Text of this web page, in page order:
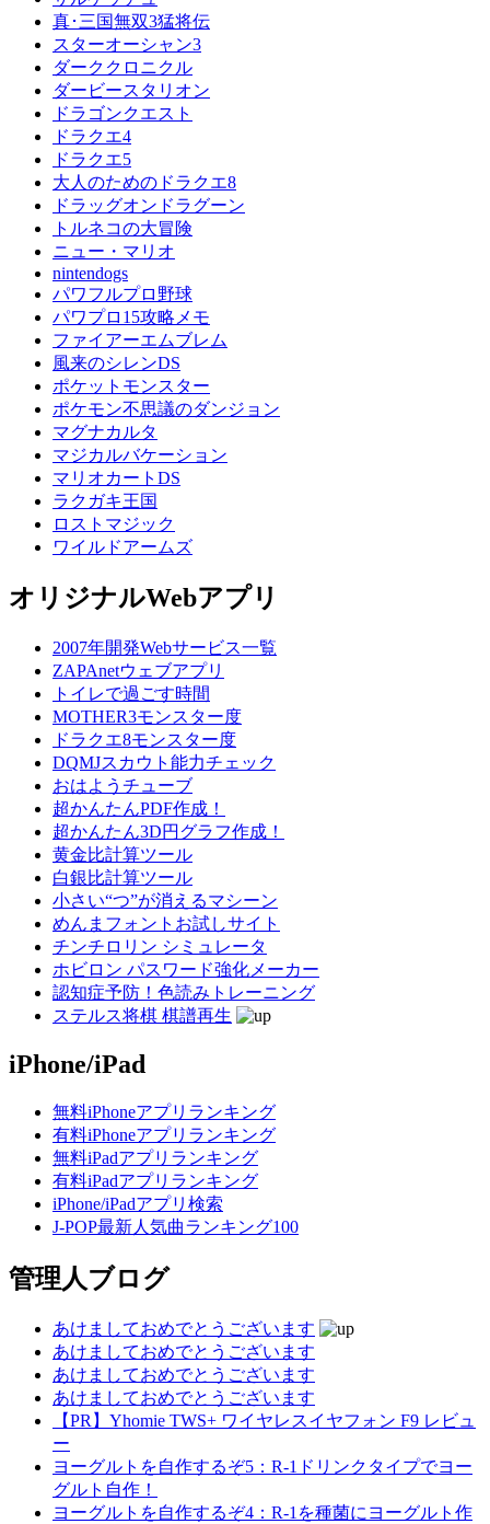
真･三国無双3猛将伝
スターオーシャン3
ダーククロニクル
ダービースタリオン
ドラゴンクエスト
ドラクエ4
ドラクエ5
大人のためのドラクエ8
ドラッグオンドラグーン
トルネコの大冒険
ニュー・マリオ
nintendogs
パワフルプロ野球
パワプロ15攻略メモ
ファイアーエムブレム
風来のシレンDS
ポケットモンスター
ポケモン不思議のダンジョン
マグナカルタ
マジカルバケーション
マリオカートDS
ラクガキ王国
ロストマジック
ワイルドアームズ
オリジナルWebアプリ
2007年開発Webサービス一覧
ZAPAnetウェブアプリ
トイレで過ごす時間
MOTHER3モンスター度
ドラクエ8モンスター度
DQMJスカウト能力チェック
おはようチューブ
超かんたんPDF作成！
超かんたん3D円グラフ作成！
黄金比計算ツール
白銀比計算ツール
小さい“つ”が消えるマシーン
めんまフォントお試しサイト
チンチロリン シミュレータ
ホビロン パスワード強化メーカー
認知症予防！色読みトレーニング
ステルス将棋 棋譜再生
iPhone/iPad
無料iPhoneアプリランキング
有料iPhoneアプリランキング
無料iPadアプリランキング
有料iPadアプリランキング
iPhone/iPadアプリ検索
J-POP最新人気曲ランキング100
管理人ブログ
あけましておめでとうございます
あけましておめでとうございます
あけましておめでとうございます
あけましておめでとうございます
【PR】Yhomie TWS+ ワイヤレスイヤフォン F9 レビュ
ー
ヨーグルトを自作するぞ5：R-1ドリンクタイプでヨー
グルト自作！
ヨーグルトを自作するぞ4：R-1を種菌にヨーグルト作